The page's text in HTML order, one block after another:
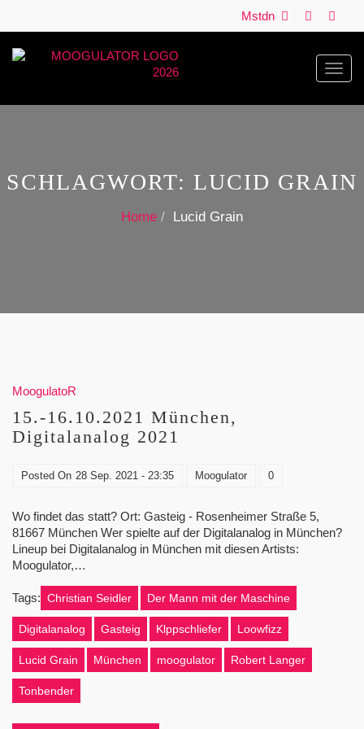
Mstdn
SCHLAGWORT: LUCID GRAIN
Home Lucid Grain
MoogulatoR
15.-16.10.2021 München,
Digitalanalog 2021
Posted On 28 Sep. 2021 - 23:35 Moogulator 0
Wo findet das statt? Ort: Gasteig - Rosenheimer Straße 5,
81667 München Wer spielte auf der Digitalanalog in München?
Lineup bei Digitalanalog in München mit diesen Artists:
Moogulator,…
Tags: Christian Seidler Der Mann mit der Maschine
Digitalanalog Gasteig Klppschliefer Loowfizz
Lucid Grain München moogulator Robert Langer
Tonbender